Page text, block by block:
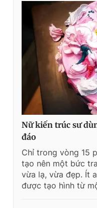
Nữ kiến trúc sư
đáo
Chỉ trong vòng 15
tạo nên một bức
vừa lạ, vừa đẹp. Ít
được tạo hình từ